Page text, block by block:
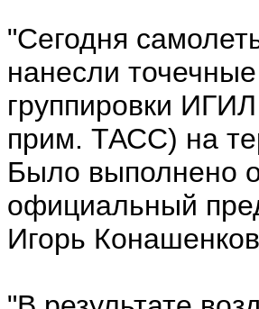
"Сегодня
нанесли
группировки
прим. ТАСС) на
Было выполнено
официальный
Игорь